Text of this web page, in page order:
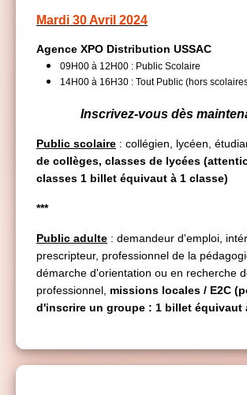
Mardi 30 Avril 2024
Agence XPO Distribution USSAC
09H00 à 12H00 : Public Scolaire
14H00 à 16H30 : Tout Public (hors
Inscrivez-vous dès
Public scolaire : collégien, lycéen,
de collèges, classes de lycées
classes 1 billet équivaut à 1 classe)
***
Public adulte : demandeur d'emploi,
prescripteur, professionnel de la
démarche d'orientation ou en recherche
professionnel, missions locales / E2C
d'inscrire un groupe : 1 billet équivaut